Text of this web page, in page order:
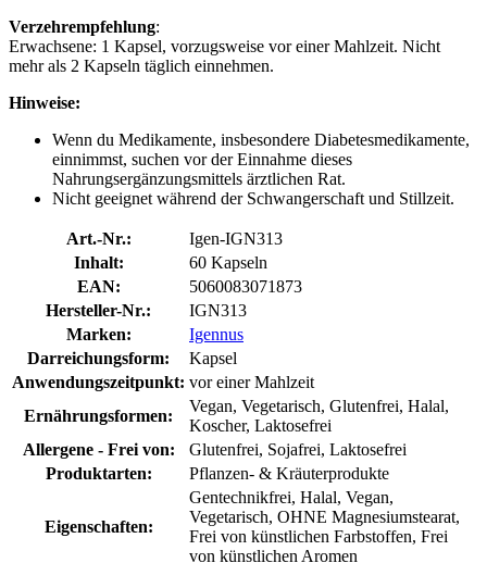
Verzehrempfehlung:
Erwachsene: 1 Kapsel, vorzugsweise vor einer Mahlzeit. Nicht
mehr als 2 Kapseln täglich einnehmen.
Hinweise:
Wenn du Medikamente, insbesondere Diabetesmedikamente,
einnimmst, suchen vor der Einnahme dieses
Nahrungsergänzungsmittels ärztlichen Rat.
Nicht geeignet während der Schwangerschaft und Stillzeit.
Art.-Nr.:
Igen-IGN313
Inhalt:
60 Kapseln
EAN:
5060083071873
Hersteller-Nr.:
IGN313
Marken:
Igennus
Darreichungsform:
Kapsel
Anwendungszeitpunkt: vor einer Mahlzeit
Ernährungsformen:
Vegan, Vegetarisch, Glutenfrei, Halal,
Koscher, Laktosefrei
Allergene - Frei von:
Glutenfrei, Sojafrei, Laktosefrei
Produktarten:
Pflanzen- & Kräuterprodukte
Eigenschaften:
Gentechnikfrei, Halal, Vegan,
Vegetarisch, OHNE Magnesiumstearat,
Frei von künstlichen Farbstoffen, Frei
von künstlichen Aromen